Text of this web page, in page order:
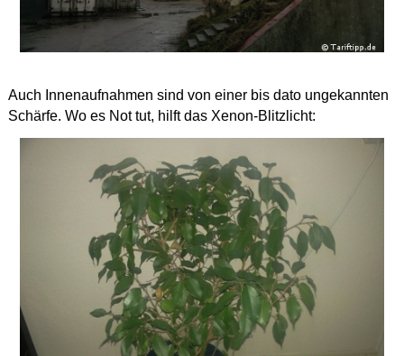
Auch Innenaufnahmen sind von einer bis dato ungekannten
Schärfe. Wo es Not tut, hilft das Xenon-Blitzlicht: